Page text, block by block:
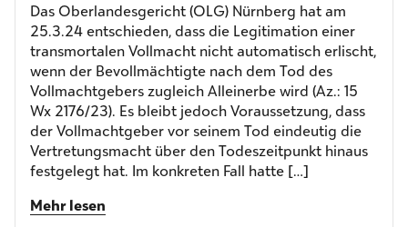
Das Oberlandesgericht (OLG) Nürnberg hat am
25.3.24 entschieden, dass die Legitimation einer
transmortalen Vollmacht nicht automatisch erlischt,
wenn der Bevollmächtigte nach dem Tod des
Vollmachtgebers zugleich Alleinerbe wird (Az.: 15
Wx 2176/23). Es bleibt jedoch Voraussetzung, dass
der Vollmachtgeber vor seinem Tod eindeutig die
Vertretungsmacht über den Todeszeitpunkt hinaus
festgelegt hat. Im konkreten Fall hatte […]
Mehr lesen